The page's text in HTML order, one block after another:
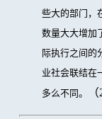
些大的部门，
数量大大增加
际执行之间的
业社会联结在
多么不同。
（